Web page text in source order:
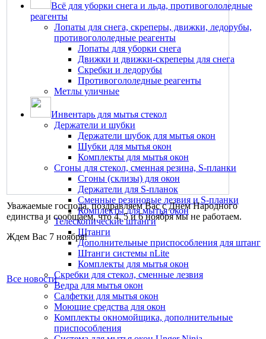
Всё для уборки снега и льда, противогололедные
реагенты
Лопаты для снега, скреперы, движки, ледорубы,
противогололедные реагенты
Лопаты для уборки снега
Движки и движки-скреперы для снега
Скребки и ледорубы
Противогололедные реагенты
Метлы уличные
Инвентарь для мытья стекол
Держатели и шубки
Держатели шубок для мытья окон
Шубки для мытья окон
Комплекты для мытья окон
Сгоны для стекол, сменная резина, S-планки
Сгоны (склизы) для окон
Держатели для S-планок
Сменные резиновые лезвия и S-планки
Комплекты для мытья окон
Телескопические штанги
Штанги
Дополнительные приспособления для штанг
Штанги системы nLite
Комплекты для мытья окон
Скребки для стекол, сменные лезвия
Ведра для мытья окон
Салфетки для мытья окон
Моющие средства для окон
Комплекты окномойщика, дополнительные
приспособления
Уважаемые господа, поздравляем Вас с Днем Народного
единства и сообщаем, что 4, 5 и 6 ноября мы не работаем.
Ждем Вас 7 ноября!
Все новости